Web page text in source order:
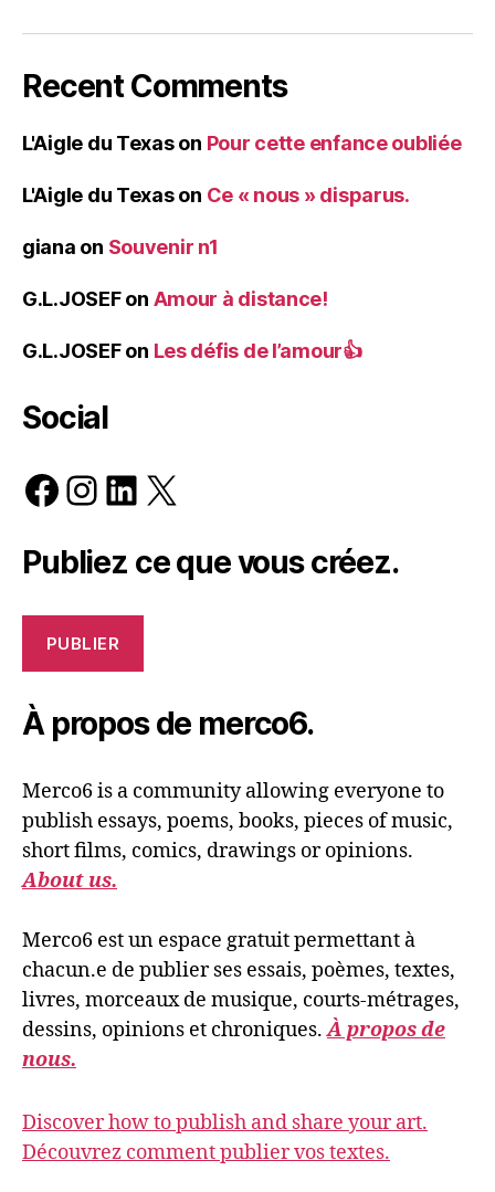
Recent Comments
L'Aigle du Texason Pour cette enfance oubliée
L'Aigle du Texason Ce « nous » disparus.
giana on Souvenir n1
G.L.JOSEFon Amour à distance!
G.L.JOSEFon Les défis de l’amour👍
Social
Facebook
Instagram
LinkedIn
X
Publiez ce que vous créez.
PUBLIER
À propos de merco6.
Merco6 is a community allowing everyone to
publish essays, poems, books, pieces of music,
short films, comics, drawings or opinions.
About us.
Merco6 est un espace gratuit permettant à
chacun.e de publier ses essais, poèmes, textes,
livres, morceaux de musique, courts-métrages,
dessins, opinions et chroniques.À propos de
nous.
Discover how to publish and share your art.
Découvrez comment publier vos textes.